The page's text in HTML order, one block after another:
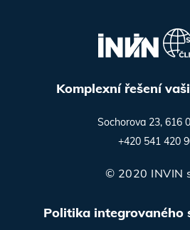
Komplexní řešení
Sochorova 23, 616
+420 541 420
© 2020 INVIN
Politika integrovaného